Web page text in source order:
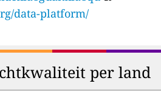
data-platform/
per land